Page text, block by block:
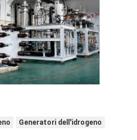
Generatori dell'idrogeno